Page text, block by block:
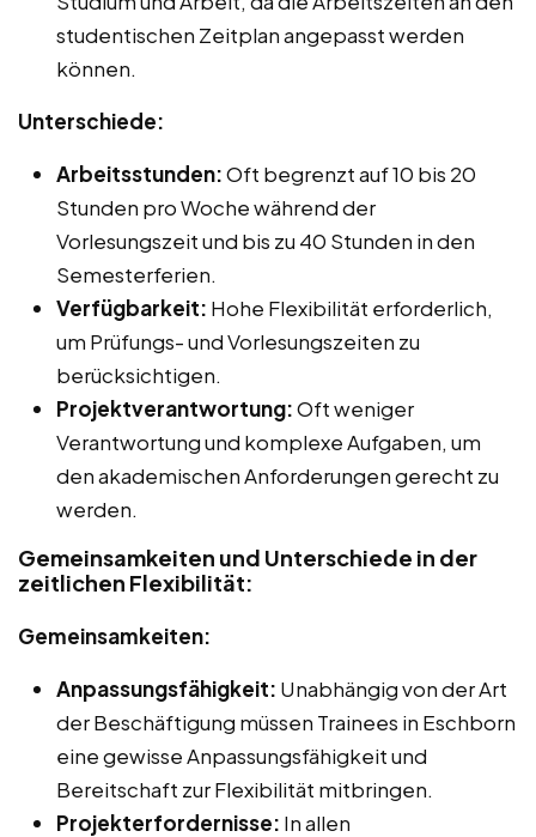
studentischen Zeitplan angepasst werden
können.
Unterschiede:
Arbeitsstunden:Oft begrenzt auf 10 bis 20
Stunden pro Woche während der
Vorlesungszeit und bis zu 40 Stunden in den
Semesterferien.
Verfügbarkeit: Hohe Flexibilität erforderlich,
um Prüfungs- und Vorlesungszeiten zu
berücksichtigen.
Projektverantwortung:Oft weniger
Verantwortung und komplexe Aufgaben, um
den akademischen Anforderungen gerecht zu
werden.
Gemeinsamkeiten und Unterschiede in der
zeitlichen Flexibilität:
Gemeinsamkeiten:
Anpassungsfähigkeit: Unabhängig von der Art
der Beschäftigung müssen Trainees in Eschborn
eine gewisse Anpassungsfähigkeit und
Bereitschaft zur Flexibilität mitbringen.
Projekterfordernisse: In allen